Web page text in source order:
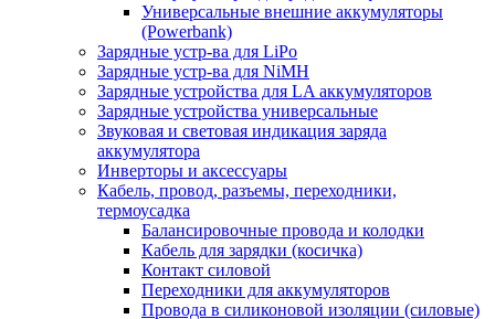
Универсальные внешние аккумуляторы
(Powerbank)
Зарядные устр-ва для LiPo
Зарядные устр-ва для NiMH
Зарядные устройства для LA аккумуляторов
Зарядные устройства универсальные
Звуковая и световая индикация заряда
аккумулятора
Инверторы и аксессуары
Кабель, провод, разъемы, переходники,
термоусадка
Балансировочные провода и колодки
Кабель для зарядки (косичка)
Контакт силовой
Переходники для аккумуляторов
Провода в силиконовой изоляции (силовые)